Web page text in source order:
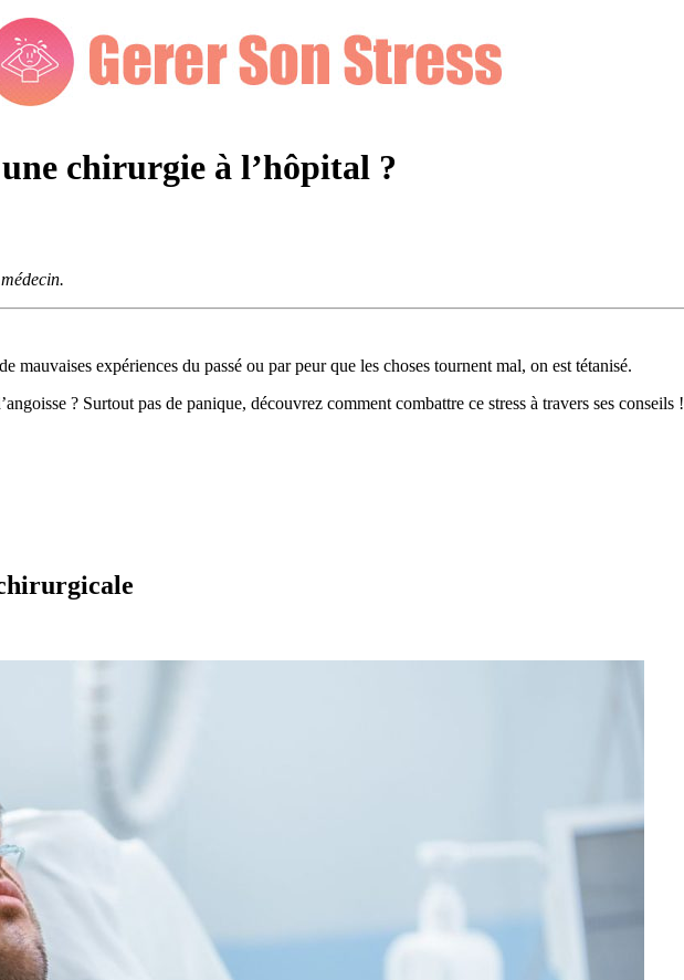
chirurgie à l’hôpital ?
mauvaises expériences du passé ou par peur que les choses tournent mal, on est tétanisé.
? Surtout pas de panique, découvrez comment combattre ce stress à travers ses conseils !